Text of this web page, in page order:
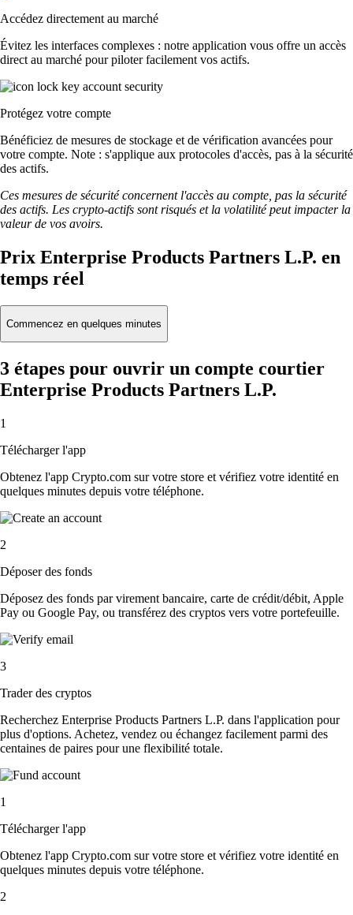
Accédez directement au marché
Évitez les interfaces complexes : notre application vous offre un accès
direct au marché pour piloter facilement vos actifs.
Protégez votre compte
Bénéficiez de mesures de stockage et de vérification avancées pour
votre compte. Note : s'applique aux protocoles d'accès, pas à la sécurité
des actifs.
Ces mesures de sécurité concernent l'accès au compte, pas la sécurité
des actifs. Les crypto-actifs sont risqués et la volatilité peut impacter la
valeur de vos avoirs.
Prix Enterprise Products Partners L.P. en
temps réel
Commencez en quelques minutes
3 étapes pour ouvrir un compte courtier
Enterprise Products Partners L.P.
1
Télécharger l'app
Obtenez l'app Crypto.com sur votre store et vérifiez votre identité en
quelques minutes depuis votre téléphone.
2
Déposer des fonds
Déposez des fonds par virement bancaire, carte de crédit/débit, Apple
Pay ou Google Pay, ou transférez des cryptos vers votre portefeuille.
3
Trader des cryptos
Recherchez Enterprise Products Partners L.P. dans l'application pour
plus d'options. Achetez, vendez ou échangez facilement parmi des
centaines de paires pour une flexibilité totale.
1
Télécharger l'app
Obtenez l'app Crypto.com sur votre store et vérifiez votre identité en
quelques minutes depuis votre téléphone.
2